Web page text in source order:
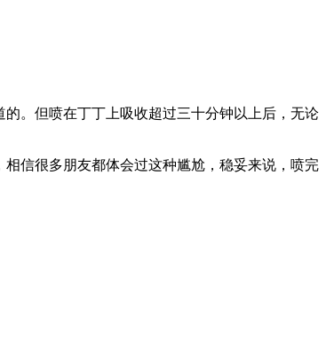
。但喷在丁丁上吸收超过三十分钟以上后，无论
信很多朋友都体会过这种尴尬，稳妥来说，喷完